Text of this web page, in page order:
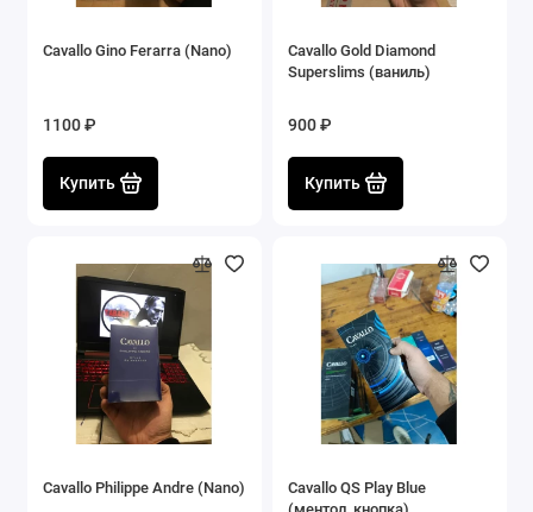
Cavallo Gino Ferarra (Nano)
1100 ₽
Купить
Cavallo Gold Diamond
Superslims (ваниль)
900 ₽
Купить
Cavallo Philippe Andre (Nano)
Cavallo QS Play Blue